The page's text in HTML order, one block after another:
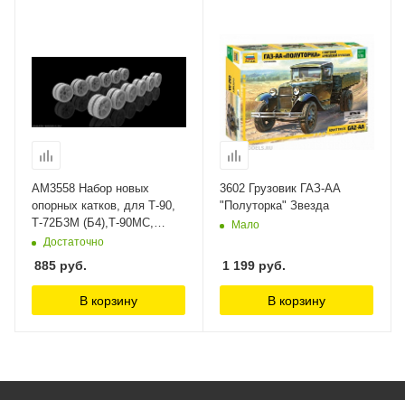
AM3558 Набор новых
опорных катков, для Т-90,
Т-72Б3М (Б4),Т-90МС,
БМПТ Arma Models 1/35
Достаточно
885 руб.
В корзину
3602 Грузовик ГАЗ-АА
"Полуторка" Звезда
Мало
1 199 руб.
В корзину